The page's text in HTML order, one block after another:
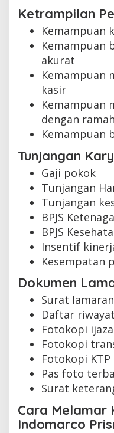
Ketrampilan
Kemampuan
Kemampuan
akurat
Kemampuan
kasir
Kemampuan
dengan ramah
Kemampuan
Tunjangan
Gaji pokok
Tunjangan
Tunjangan
BPJS
BPJS
Insentif
Kesempatan
Dokumen
Surat
Daftar
Fotokopi
Fotokopi
Fotokopi KTP
Pas foto
Surat
Cara Melamar
Indomarco